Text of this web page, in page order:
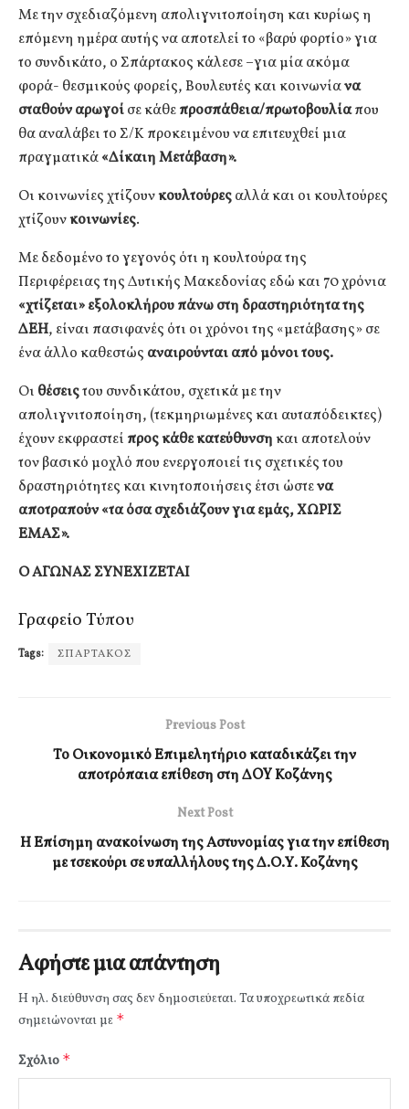
Με την σχεδιαζόμενη απολιγνιτοποίηση και κυρίως η
επόμενη ημέρα αυτής να αποτελεί το «βαρύ φορτίο» για
το συνδικάτο, ο Σπάρτακος κάλεσε –για μία ακόμα
φορά- θεσμικούς φορείς, Βουλευτές και κοινωνίανα
σταθούν αρωγοίσε κάθεπροσπάθεια/πρωτοβουλίαπου
θα αναλάβει το Σ/Κ προκειμένου να επιτευχθεί μια
πραγματικά«Δίκαιη Μετάβαση».
Οι κοινωνίες χτίζουνκουλτούρεςαλλά και οι κουλτούρες
χτίζουνκοινωνίες.
Με δεδομένο το γεγονός ότι η κουλτούρα της
Περιφέρειας της Δυτικής Μακεδονίας εδώ και 70 χρόνια
«χτίζεται» εξολοκλήρου πάνω στη δραστηριότητα της
ΔΕΗ, είναι πασιφανές ότι οι χρόνοι της «μετάβασης» σε
ένα άλλο καθεστώς αναιρούνται από μόνοι τους.
Οι θέσειςτου συνδικάτου, σχετικά με την
απολιγνιτοποίηση, (τεκμηριωμένες και αυταπόδεικτες)
έχουν εκφραστεί προς κάθε κατεύθυνσηκαι αποτελούν
τον βασικό μοχλό που ενεργοποιεί τις σχετικές του
δραστηριότητες και κινητοποιήσεις έτσι ώστενα
αποτραπούν «τα όσα σχεδιάζουν για εμάς, ΧΩΡΙΣ
ΕΜΑΣ».
Ο ΑΓΩΝΑΣ ΣΥΝΕΧΙΖΕΤΑΙ
Γραφείο Τύπου
Tags: ΣΠΑΡΤΑΚΟΣ
Previous Post
Το Οικονομικό Επιμελητήριο καταδικάζει την
αποτρόπαια επίθεση στη ΔOY Κοζάνης
Next Post
Η Επίσημη ανακοίνωση της Αστυνομίας για την επίθεση
με τσεκούρι σε υπαλλήλους της Δ.Ο.Υ. Κοζάνης
Αφήστε μια απάντηση
Η ηλ. διεύθυνση σας δεν δημοσιεύεται. Τα υποχρεωτικά πεδία
σημειώνονται με *
Σχόλιο *